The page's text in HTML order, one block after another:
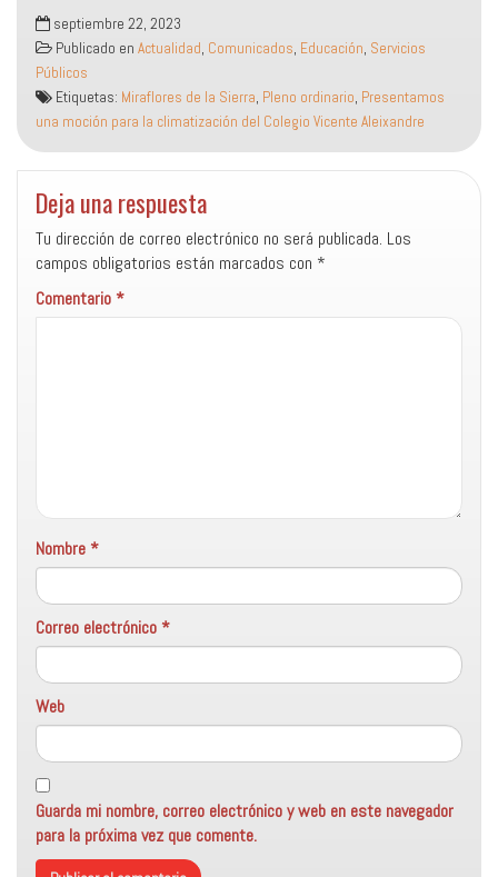
septiembre 22, 2023
Publicado en Actualidad, Comunicados, Educación, Servicios
Públicos
Etiquetas: Miraflores de la Sierra, Pleno ordinario, Presentamos
una moción para la climatización del Colegio Vicente Aleixandre
Deja una respuesta
Tu dirección de correo electrónico no será publicada. Los
campos obligatorios están marcados con *
Comentario*
Nombre *
Correo electrónico *
Web
Guarda mi nombre, correo electrónico y web en este navegador
para la próxima vez que comente.